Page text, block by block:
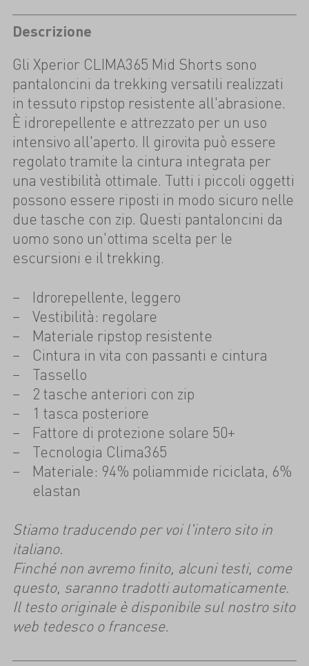
Descrizione
Gli Xperior CLIMA365 Mid Shorts sono
pantaloncini da trekking versatili realizzati
in tessuto ripstop resistente all'abrasione.
È idrorepellente e attrezzato per un uso
intensivo all'aperto. Il girovita può essere
regolato tramite la cintura integrata per
una vestibilità ottimale. Tutti i piccoli oggetti
possono essere riposti in modo sicuro nelle
due tasche con zip. Questi pantaloncini da
uomo sono un'ottima scelta per le
escursioni e il trekking.
Idrorepellente, leggero
Vestibilità: regolare
Materiale ripstop resistente
Cintura in vita con passanti e cintura
Tassello
2 tasche anteriori con zip
1 tasca posteriore
Fattore di protezione solare 50+
Tecnologia Clima365
Materiale: 94% poliammide riciclata, 6%
elastan
Stiamo traducendo per voi l'intero sito in
italiano.
Finché non avremo finito, alcuni testi, come
questo, saranno tradotti automaticamente.
Il testo originale è disponibile sul nostro sito
web tedesco o francese.